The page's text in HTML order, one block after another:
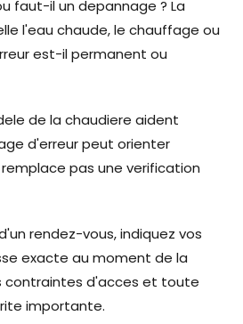
faut-il un depannage ? La
l'eau chaude, le chauffage ou
est-il permanent ou
de la chaudiere aident
d'erreur peut orienter
pas une verification
rendez-vous, indiquez vos
exacte au moment de la
contraintes d'acces et toute
importante.